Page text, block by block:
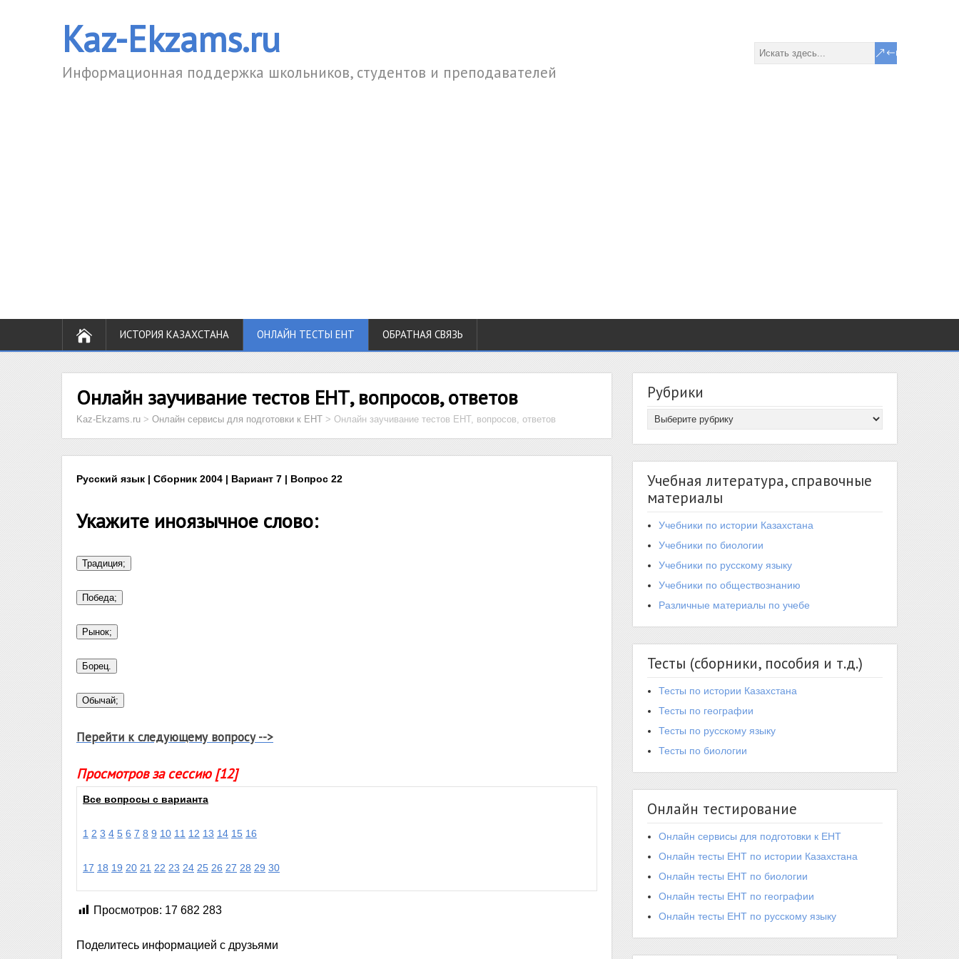
Kaz-Ekzams.ru
Информационная поддержка школьников, студентов и преподавателей
ИСТОРИЯ КАЗАХСТАНА ОНЛАЙН ТЕСТЫ ЕНТ ОБРАТНАЯ СВЯЗЬ
Онлайн заучивание тестов ЕНТ, вопросов, ответов
Kaz-Ekzams.ru > Онлайн сервисы для подготовки к ЕНТ > Онлайн заучивание тестов ЕНТ, вопросов, ответов
Русский язык | Сборник 2004 | Вариант 7 | Вопрос 22
Укажите иноязычное слово:
Перейти к следующему вопросу -->
Просмотров за сессию [12]
Все вопросы с варианта
1 2 3 4 5 6 7 8 9 10 11 12 13 14 15 16
17 18 19 20 21 22 23 24 25 26 27 28 29 30
Просмотров: 17 682 283
Поделитесь информацией с друзьями
Рубрики
Учебная литература, справочные
материалы
Учебники по истории Казахстана
Учебники по биологии
Учебники по русскому языку
Учебники по обществознанию
Различные материалы по учебе
Тесты (сборники, пособия и т.д.)
Тесты по истории Казахстана
Тесты по географии
Тесты по русскому языку
Тесты по биологии
Онлайн тестирование
Онлайн сервисы для подготовки к ЕНТ
Онлайн тесты ЕНТ по истории Казахстана
Онлайн тесты ЕНТ по биологии
Онлайн тесты ЕНТ по географии
Онлайн тесты ЕНТ по русскому языку